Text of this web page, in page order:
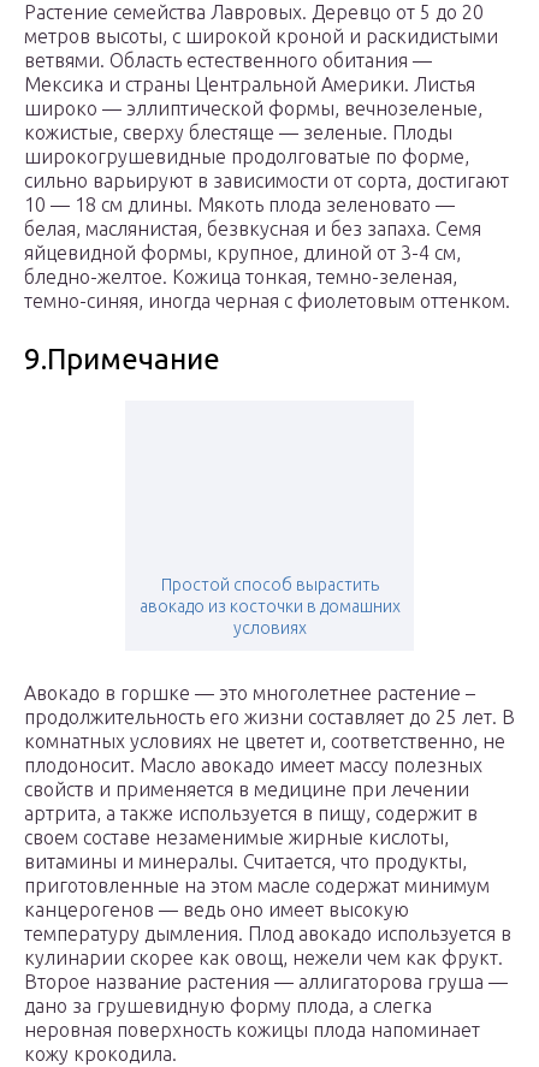
Растение семейства Лавровых. Деревцо от 5 до 20
метров высоты, с широкой кроной и раскидистыми
ветвями. Область естественного обитания —
Мексика и страны Центральной Америки. Листья
широко — эллиптической формы, вечнозеленые,
кожистые, сверху блестяще — зеленые. Плоды
широкогрушевидные продолговатые по форме,
сильно варьируют в зависимости от сорта, достигают
10 — 18 см длины. Мякоть плода зеленовато —
белая, маслянистая, безвкусная и без запаха. Семя
яйцевидной формы, крупное, длиной от 3-4 см,
бледно-желтое. Кожица тонкая, темно-зеленая,
темно-синяя, иногда черная с фиолетовым оттенком.
9.Примечание
Простой способ вырастить
авокадо из косточки в домашних
условиях
Авокадо в горшке — это многолетнее растение –
продолжительность его жизни составляет до 25 лет. В
комнатных условиях не цветет и, соответственно, не
плодоносит. Масло авокадо имеет массу полезных
свойств и применяется в медицине при лечении
артрита, а также используется в пищу, содержит в
своем составе незаменимые жирные кислоты,
витамины и минералы. Считается, что продукты,
приготовленные на этом масле содержат минимум
канцерогенов — ведь оно имеет высокую
температуру дымления. Плод авокадо используется в
кулинарии скорее как овощ, нежели чем как фрукт.
Второе название растения — аллигаторова груша —
дано за грушевидную форму плода, а слегка
неровная поверхность кожицы плода напоминает
кожу крокодила.